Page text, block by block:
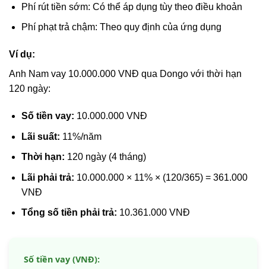
Phí rút tiền sớm: Có thể áp dụng tùy theo điều khoản
Phí phạt trả chậm: Theo quy định của ứng dụng
Ví dụ:
Anh Nam vay 10.000.000 VNĐ qua Dongo với thời hạn
120 ngày:
Số tiền vay: 10.000.000 VNĐ
Lãi suất: 11%/năm
Thời hạn: 120 ngày (4 tháng)
Lãi phải trả: 10.000.000 × 11% × (120/365) = 361.000
VNĐ
Tổng số tiền phải trả: 10.361.000 VNĐ
Số tiền vay (VNĐ):